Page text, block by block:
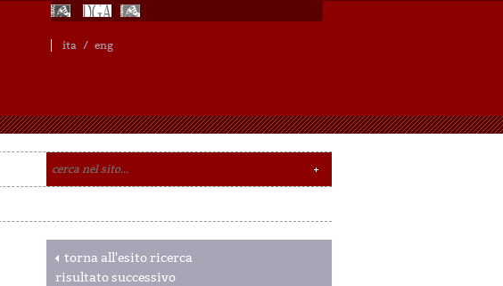
ita / eng
torna all'esito ricerca
risultato successivo